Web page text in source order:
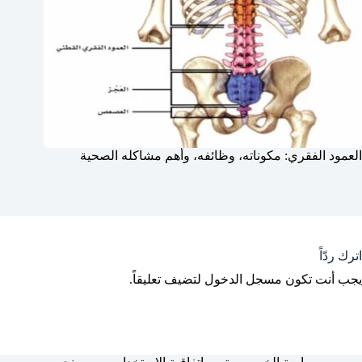
العمود الفقري: مكوناته، وظائفه، وأهم مشاكله الصحية
اترك ردّاً
يجب أنت تكون مسجل الدخول لتضيف تعليقاً.